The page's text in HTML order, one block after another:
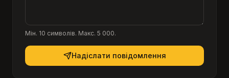
Мін. 10 символів. Макс. 5 000.
Надіслати повідомлення